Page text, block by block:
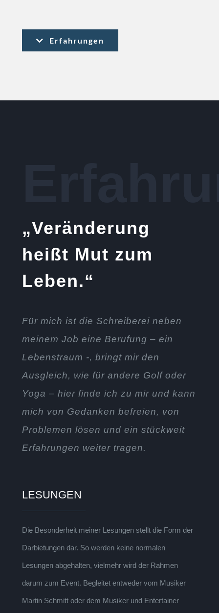
Erfahrungen
„Veränderung
heißt Mut zum
Leben.“
Für mich ist die Schreiberei neben
meinem Job eine Berufung – ein
Lebenstraum -, bringt mir den
Ausgleich, wie für andere Golf oder
Yoga – hier finde ich zu mir und kann
mich von Gedanken befreien, von
Problemen lösen und ein stückweit
Erfahrungen weiter tragen.
LESUNGEN
Die Besonderheit meiner Lesungen stellt die Form der
Darbietungen dar. So werden keine normalen
Lesungen abgehalten, vielmehr wird der Rahmen
darum zum Event. Begleitet entweder vom Musiker
Martin Schmitt oder dem Musiker und Entertainer